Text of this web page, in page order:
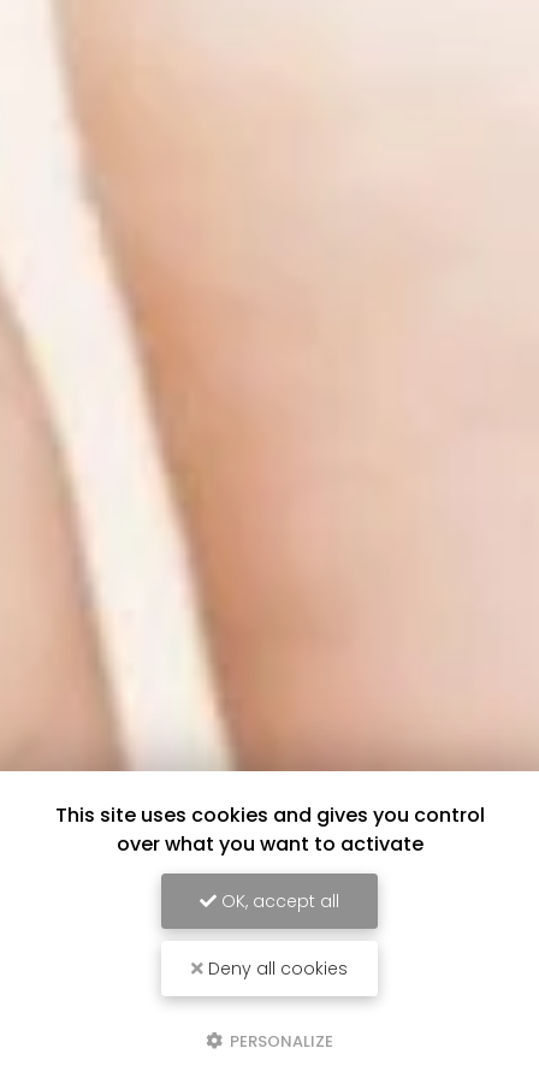
This site uses cookies and gives you control
over what you want to activate
OK, accept all
Deny all cookies
PERSONALIZE